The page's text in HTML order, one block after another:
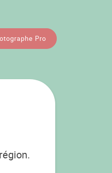
Pro